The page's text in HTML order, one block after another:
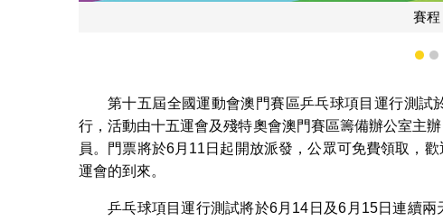
1 2
第十五屆全國運動會澳門賽區乒乓球項目運行測
行，活動由十五運會及殘特奧會澳門賽區籌備辦公室主
員。門票將於6月11日起開放派發，公眾可免費領取，
運會的到來。
乒乓球項目運行測試將於6月14日及6月15日連續